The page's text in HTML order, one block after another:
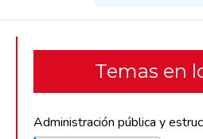
Temas en
Administración pública y